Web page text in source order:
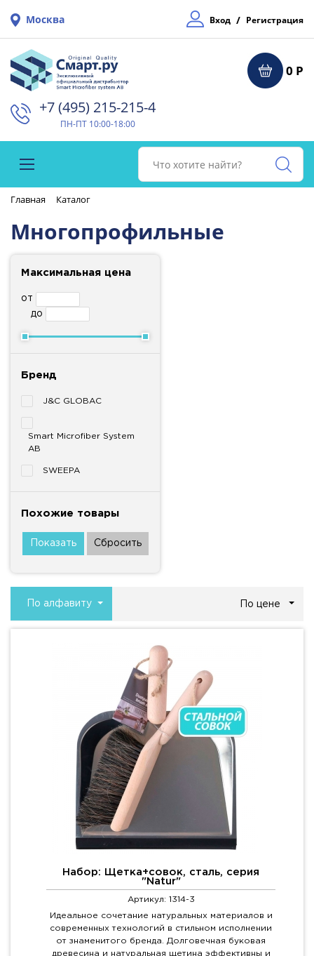
Москва Вход / Регистрация
0 Р
+7 (495) 215-215-4⁠
ПН-ПТ 10:00-18:00
Главная Каталог
Многопрофильные
Максимальная цена
от
до
Бренд
J&C GLOBAC
Smart Microfiber System
AB
SWEEPA
Похожие товары
По алфавиту По цене
Набор: Щетка+совок, сталь, серия
"Natur"
Артикул: 1314-3
Идеальное сочетание натуральных материалов и
современных технологий в стильном исполнении
от знаменитого бренда. Долговечная буковая
древесина и натуральная щетина эффективны и